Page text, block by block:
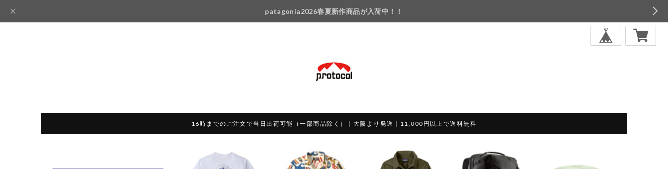
patagonia2026春夏新作商品が入荷中！！
16時までのご注文で当日出荷可能（一部商品除く）｜大阪より発送｜11,000円以上で送料無料